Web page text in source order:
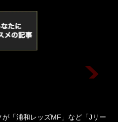
が「浦和レッズMF」など「Jリー